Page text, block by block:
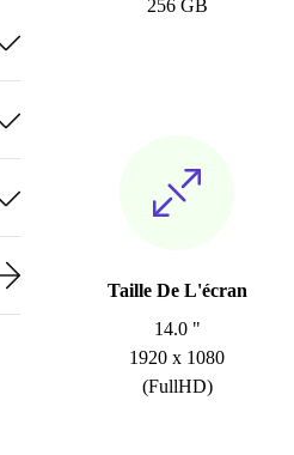
256 GB
Taille De L'écran
14.0 "
1920 x 1080
(FullHD)